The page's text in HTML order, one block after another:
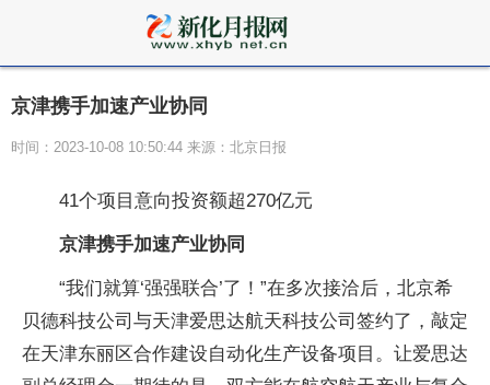
京津携手加速产业协同
时间：2023-10-08 10:50:44 来源：北京日报
41个项目意向投资额超270亿元
京津携手加速产业协同
“我们就算‘强强联合’了！”在多次接洽后，北京希
贝德科技公司与天津爱思达航天科技公司签约了，敲定
在天津东丽区合作建设自动化生产设备项目。让爱思达